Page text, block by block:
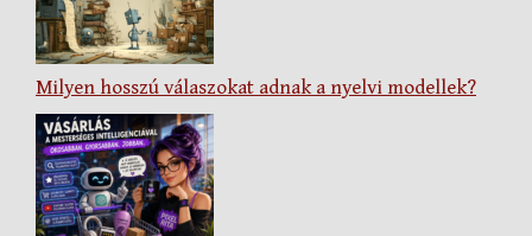
Milyen hosszú válaszokat adnak a nyelvi modellek?